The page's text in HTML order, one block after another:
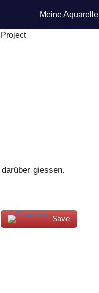
Meine Aquarelle
giessen.
Save